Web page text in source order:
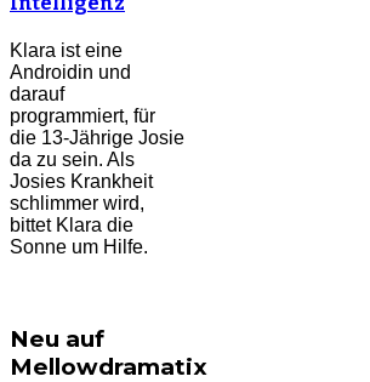
Klara ist eine
Androidin und
darauf
programmiert, für
die 13-Jährige Josie
da zu sein. Als
Josies Krankheit
schlimmer wird,
bittet Klara die
Sonne um Hilfe.
Neu auf
Mellowdramatix